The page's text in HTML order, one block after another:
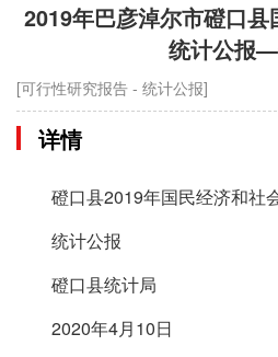
2019年巴彦淖尔市磴口
统计公报
[可行性研究报告 - 统计公报]
详情
磴口县2019年国民经济和社
统计公报
磴口县统计局
2020年4月10日